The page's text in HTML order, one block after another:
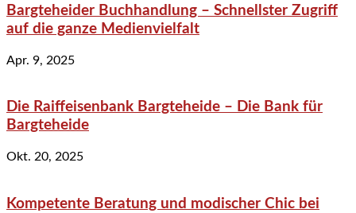
Bargteheider Buchhandlung – Schnellster Zugriff
auf die ganze Medienvielfalt
Apr. 9, 2025
Die Raiffeisenbank Bargteheide – Die Bank für
Bargteheide
Okt. 20, 2025
Kompetente Beratung und modischer Chic bei